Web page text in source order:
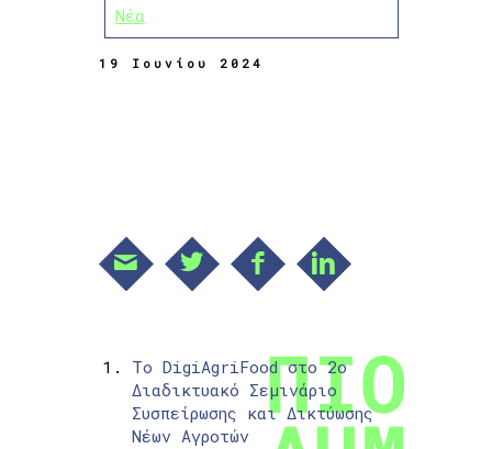
Νέα
19 Ιουνίου 2024
Το DigiAgriFood στο 2ο
Διαδικτυακό Σεμινάριο
Συσπείρωσης και Δικτύωσης
Νέων Αγροτών